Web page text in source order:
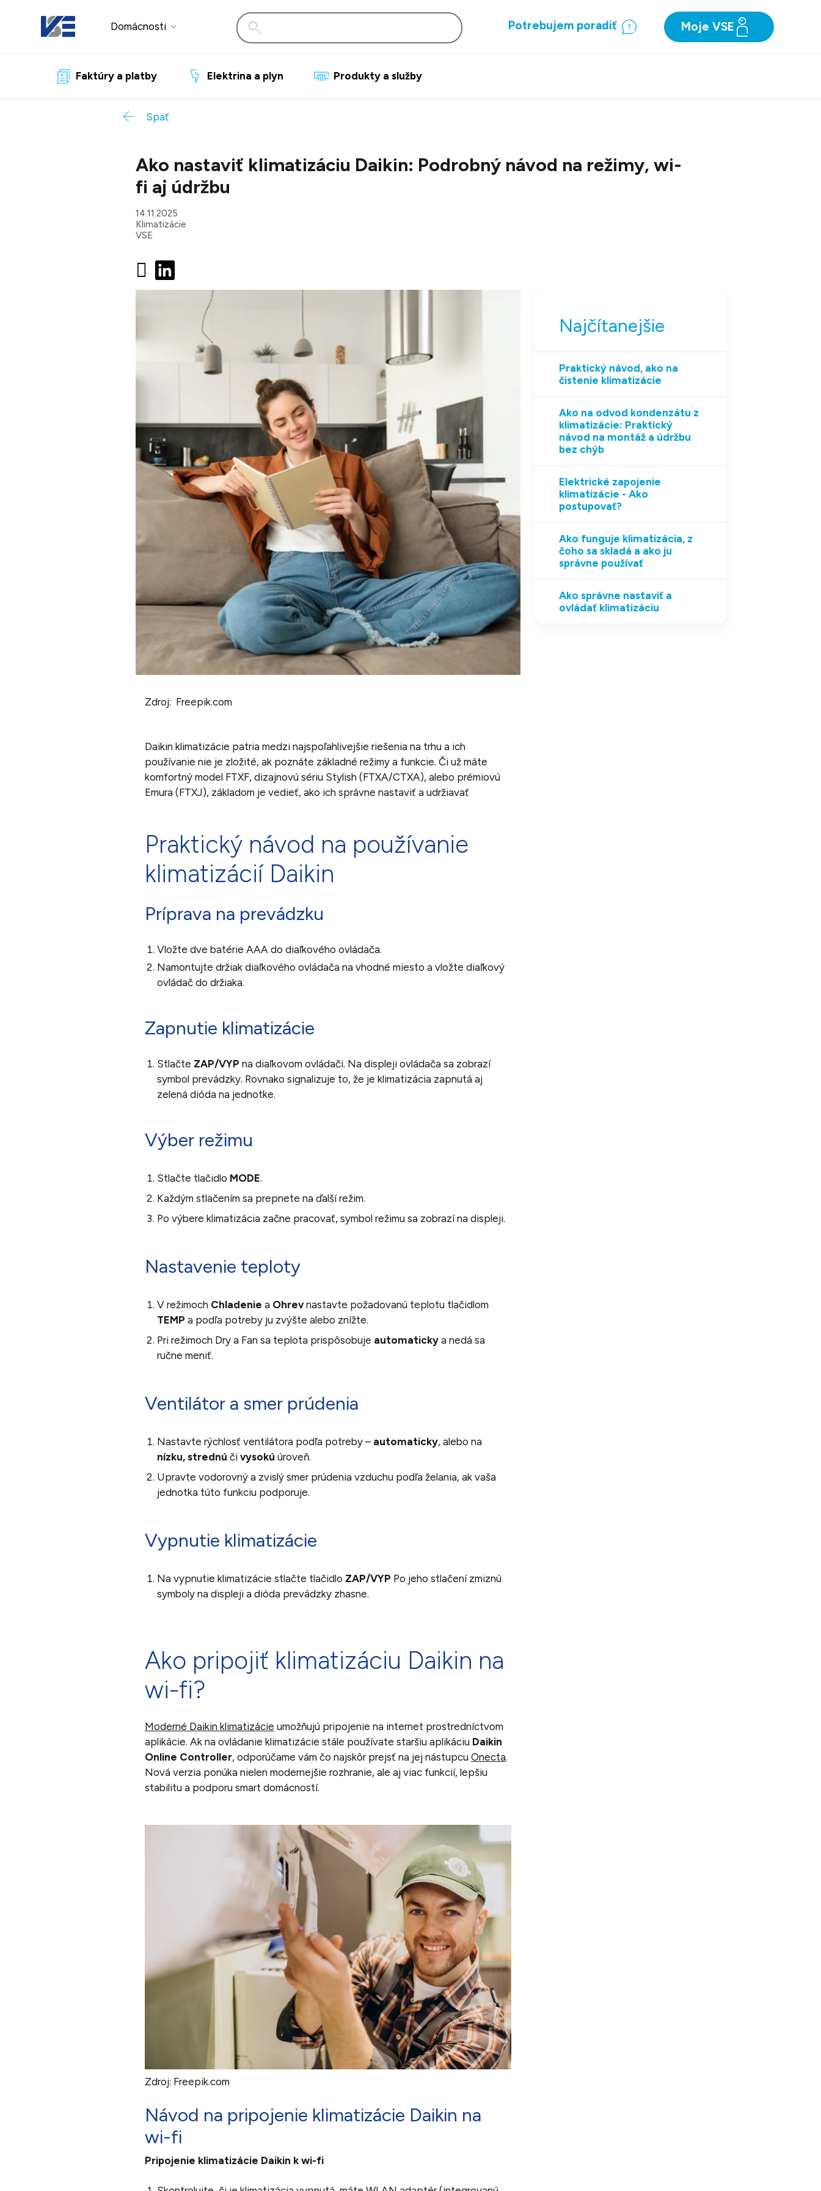
Domácnosti Potrebujem poradiť Moje VSE
Faktúry a platby Elektrina a plyn Produkty a služby
Späť
Ako nastaviť klimatizáciu Daikin: Podrobný návod na režimy, wi-
fi aj údržbu
14.11.2025
Klimatizácie
VSE
Najčítanejšie
Praktický návod, ako na
čistenie klimatizácie
Ako na odvod kondenzátu z
klimatizácie: Praktický
návod na montáž a údržbu
bez chýb
Elektrické zapojenie
klimatizácie - Ako
postupovať?
Ako funguje klimatizácia, z
čoho sa skladá a ako ju
správne používať
Ako správne nastaviť a
ovládať klimatizáciu
Zdroj: Freepik.com
Daikin klimatizácie patria medzi najspoľahlivejšie riešenia na trhu a ich
používanie nie je zložité, ak poznáte základné režimy a funkcie. Či už máte
komfortný model FTXF, dizajnovú sériu Stylish (FTXA/CTXA), alebo prémiovú
Emura (FTXJ), základom je vedieť, ako ich správne nastaviť a udržiavať
Praktický návod na používanie
klimatizácií Daikin
Príprava na prevádzku
Vložte dve batérie AAA do diaľkového ovládača.
Namontujte držiak diaľkového ovládača na vhodné miesto a vložte diaľkový
ovládač do držiaka.
Zapnutie klimatizácie
Stlačte ZAP/VYP na diaľkovom ovládači. Na displeji ovládača sa zobrazí
symbol prevádzky. Rovnako signalizuje to, že je klimatizácia zapnutá aj
zelená dióda na jednotke.
Výber režimu
Stlačte tlačidlo MODE.
Každým stlačením sa prepnete na ďalší režim.
Po výbere klimatizácia začne pracovať, symbol režimu sa zobrazí na displeji.
Nastavenie teploty
V režimoch Chladenie a Ohrevnastavte požadovanú teplotu tlačidlom
TEMP a podľa potreby ju zvýšte alebo znížte.
Pri režimoch Dry a Fan sa teplota prispôsobuje automaticky a nedá sa
ručne meniť.
Ventilátor a smer prúdenia
Nastavte rýchlosť ventilátora podľa potreby – automaticky, alebo na
nízku, strednú či vysokú úroveň.
Upravte vodorovný a zvislý smer prúdenia vzduchu podľa želania, ak vaša
jednotka túto funkciu podporuje.
Vypnutie klimatizácie
Na vypnutie klimatizácie stlačte tlačidlo ZAP/VYP Po jeho stlačení zmiznú
symboly na displeji a dióda prevádzky zhasne.
Ako pripojiť klimatizáciu Daikin na
wi-fi?
Moderné Daikin klimatizácie umožňujú pripojenie na internet prostredníctvom
aplikácie. Ak na ovládanie klimatizácie stále používate staršiu aplikáciu Daikin
Online Controller, odporúčame vám čo najskôr prejsť na jej nástupcu Onecta.
Nová verzia ponúka nielen modernejšie rozhranie, ale aj viac funkcií, lepšiu
stabilitu a podporu smart domácností.
Zdroj: Freepik.com
Návod na pripojenie klimatizácie Daikin na
wi-fi
Pripojenie klimatizácie Daikin k wi-fi